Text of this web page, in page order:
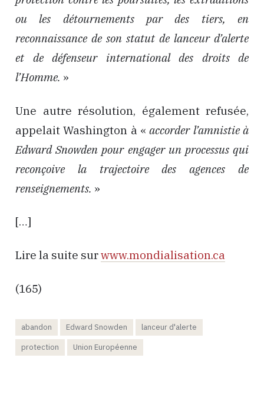
ou les détournements par des tiers, en
reconnaissance de son statut de lanceur d’alerte
et de défenseur international des droits de
l’Homme. »
Une autre résolution, également refusée,
appelait Washington à «accorder l’amnistie à
Edward Snowden pour engager un processus qui
reconçoive la trajectoire des agences de
renseignements. »
[…]
Lire la suite surwww.mondialisation.ca
(165)
abandon Edward Snowden
lanceur d'alerte
protection
Union Européenne